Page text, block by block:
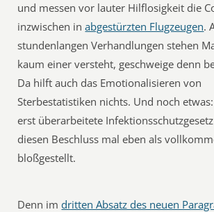
und messen vor lauter Hilflosigkeit die
inzwischen inabgestürzten Flugzeugen.
stundenlangen Verhandlungen stehen
kaum einer versteht, geschweige denn
Da hilft auch das Emotionalisieren von
Sterbestatistiken nichts. Und noch
erst überarbeitete
diesen Beschluss mal eben als
bloßgestellt.
Denn imdritten Absatz des neuen